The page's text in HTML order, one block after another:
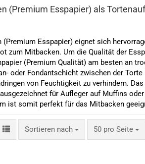
(Premium Esspapier) als
(Premium Esspapier) eignet sich
zum Mitbacken. Um die Qualität der
(Premium Qualität) am besten an
oder Fondantschicht zwischen der Torte
von Feuchtigkeit zu verhindern.
für Aufleger auf Muffins
ist somit perfekt für das Mitbacken
Sortieren nach
Sortieren nach 50 pro Seite
pro Seite